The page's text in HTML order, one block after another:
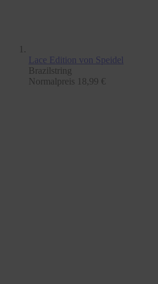
Lace Edition von Speidel
Brazilstring
Normalpreis 18,99 €